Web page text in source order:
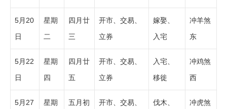
5月20
日
星期
二
四月廿
三
开市、交易、
立券
嫁娶、
入宅
冲羊煞
东
5月22
日
星期
四
四月廿
五
开市、交易、
立券
入宅、
移徙
冲鸡煞
西
5月27
星期
五月初
开市、交易、
伐木、
冲虎煞